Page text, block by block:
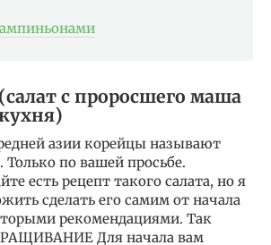
с проросшего маша
азии корейцы называют
по вашей просьбе.
есть рецепт такого салата, но я
сделать его самим от начала
рекомендациями. Так
Для начала вам